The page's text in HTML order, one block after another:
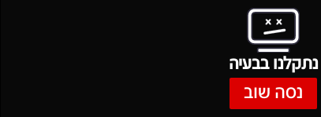
נתקלנו בבעיה
נסה שוב